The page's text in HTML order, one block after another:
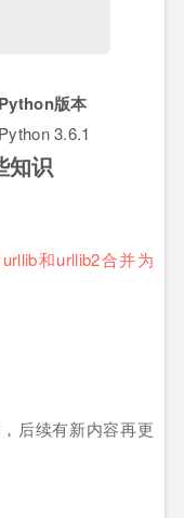
Python版本
Python 3.6.1
知识
和urllib2合并为
后续有新内容再更